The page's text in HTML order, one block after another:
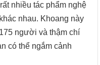
nhiều tác phẩm nghệ
nhau. Khoang này
người và thậm chí
có thể ngắm cảnh